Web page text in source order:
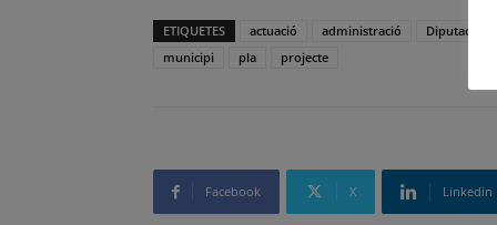
ETIQUETES actuació administració Diputació
municipi
pla projecte
Facebook X Linkedin